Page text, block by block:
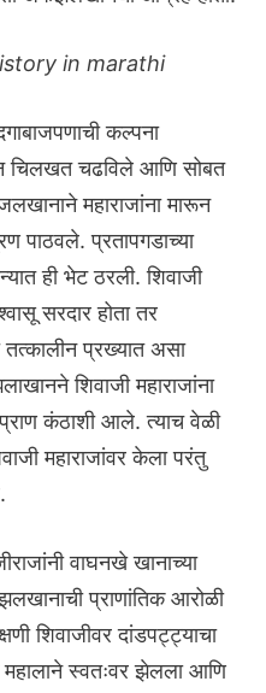
in marathi
कल्पना
चिलखत चढविले आणि सोबत
महाराजांना मारून
पाठवले. प्रतापगडाच्या
ही भेट ठरली. शिवाजी
सरदार होता तर
प्रख्यात असा
शिवाजी महाराजांना
प्राण कंठाशी आले. त्याच वेळी
महाराजांवर केला परंतु
वाघनखे खानाच्या
प्राणांतिक आरोळी
शिवाजीवर दांडपट्ट्याचा
महालाने स्वतःवर झेलला आणि